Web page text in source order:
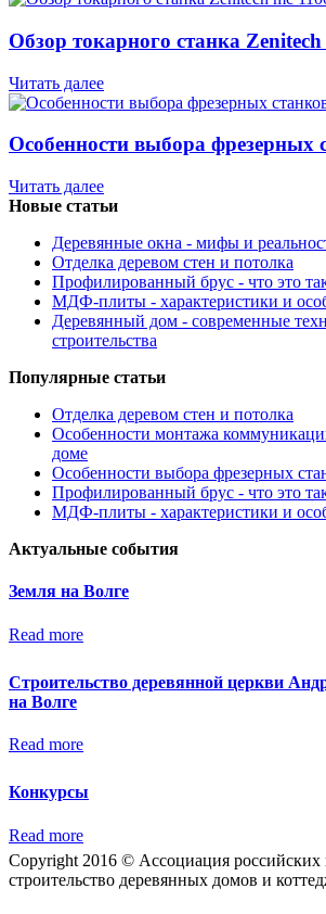
Обзор токарного станка Zenitech
Читать далее
Особенности выбора фрезерных
Читать далее
Новые статьи
Деревянные окна - мифы и
Отделка деревом стен и потолка
Профилированный брус - что это
МДФ-плиты - характеристики и
Деревянный дом - современные
строительства
Популярные статьи
Отделка деревом стен и потолка
Особенности монтажа
доме
Особенности выбора фрезерных
Профилированный брус - что это
МДФ-плиты - характеристики и
Актуальные события
Земля на Волге
Read more
Строительство деревянной церкви
на Волге
Read more
Конкурсы
Read more
Copyright 2016 © Ассоциация российских
строительство деревянных домов и